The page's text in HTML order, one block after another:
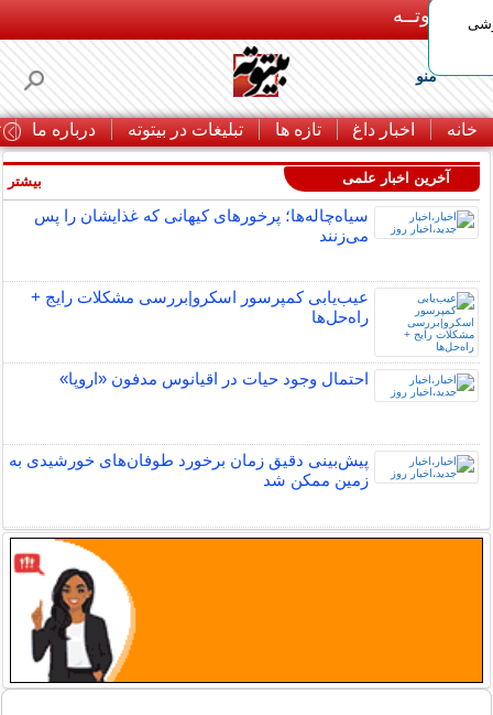
بـیتوتــه
منو
خانه اخبار داغ تازه ها تبلیغات در بیتوته درباره ما
آخرین اخبار علمی
سیاه‌چاله‌ها؛ پرخورهای کیهانی که غذایشان را پس
می‌زنند
عیب‌یابی کمپرسور اسکرو|بررسی مشکلات رایج +
راه‌حل‌ها
احتمال وجود حیات در اقیانوس مدفون «اروپا»
پیش‌بینی دقیق زمان برخورد طوفان‌های خورشیدی به
زمین ممکن شد
بیشتر